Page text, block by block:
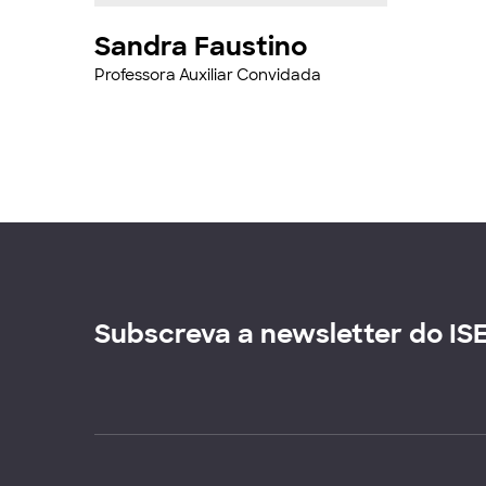
Sandra Faustino
Professora Auxiliar Convidada
Subscreva a newsletter do